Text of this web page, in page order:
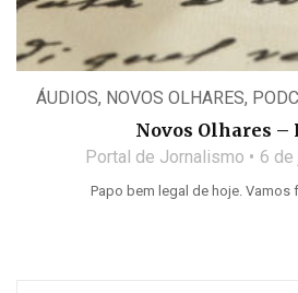
ÁUDIOS, NOVOS OLHARES,
Novos Olhares –
Portal de Jornalismo 6 de
Papo bem legal de hoje. Vamos